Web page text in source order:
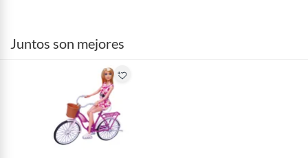
Juntos son mejores